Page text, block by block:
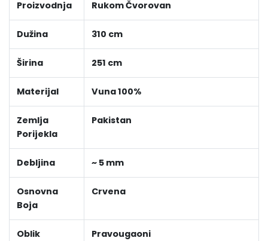
Proizvodnja Rukom Čvorovan
Dužina 310 cm
Širina 251 cm
Materijal Vuna 100%
Zemlja
Porijekla
Pakistan
Debljina ~ 5 mm
Osnovna
Boja
Crvena
Oblik Pravougaoni